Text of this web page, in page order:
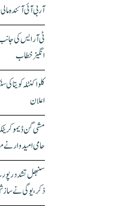
آر بی آئی آئندہ
ٹی آر ایس کی جانب
انگیز خطاب
کلواکنٹلہ کویتا
اعلان
مشی گن
حامی امیدوار نے
سنبھل تشدد
ذکر، یوگی نے